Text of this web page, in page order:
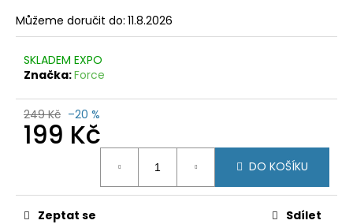
Můžeme doručit do: 11.8.2026
SKLADEM EXPO
Značka:Force
249 Kč –20 %
199 Kč
DO KOŠÍKU
Zeptat se Sdílet
u
j
m
e
MIZUNO
IMPULSE
PRINTED
HOT
CORAL